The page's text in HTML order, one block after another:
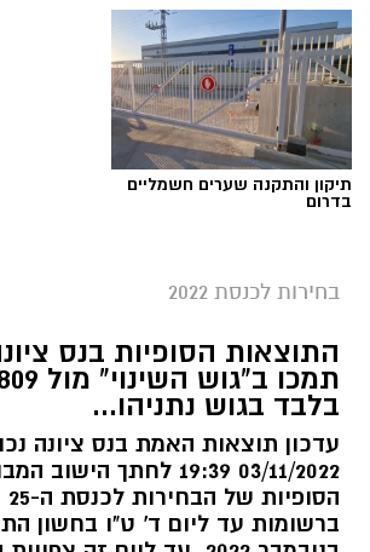
תיקון והתקנה שערים חשמליים
בדרום
בחירות לכנסת 2022
בלבד בגוש נתניהו...
עדכון תוצאות האמת בנס ציונה
03/11/2022 19:39 לחתך